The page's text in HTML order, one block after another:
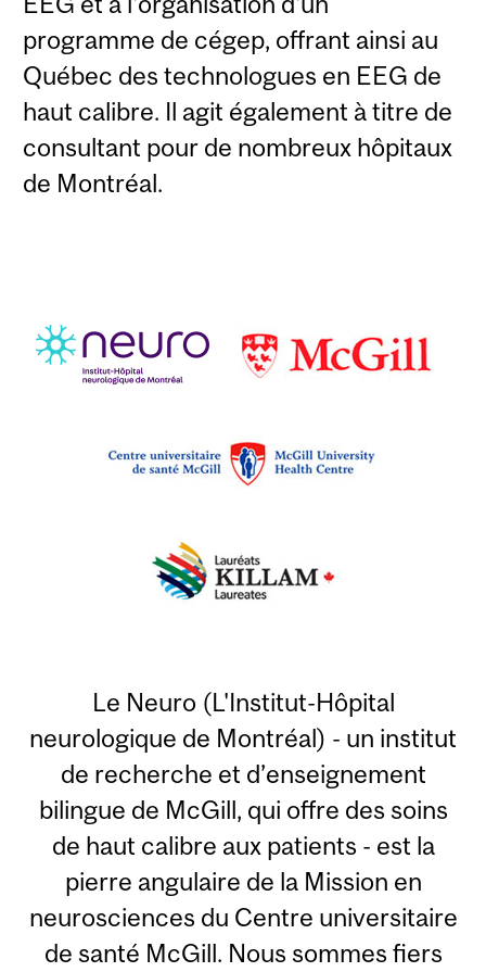
programme de cégep, offrant ainsi au
Québec des technologues en EEG de
haut calibre. Il agit également à titre de
consultant pour de nombreux hôpitaux
de Montréal.
Le Neuro (L'Institut-Hôpital
neurologique de Montréal) - un institut
de recherche et d’enseignement
bilingue de McGill, qui offre des soins
de haut calibre aux patients - est la
pierre angulaire de la Mission en
neurosciences du Centre universitaire
de santé McGill. Nous sommes fiers